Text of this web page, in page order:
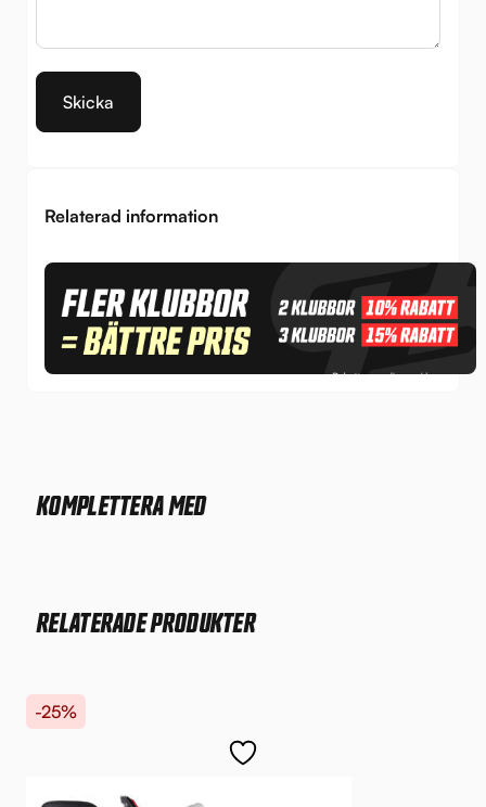
Relaterad information
KOMPLETTERA MED
RELATERADE PRODUKTER
-25%